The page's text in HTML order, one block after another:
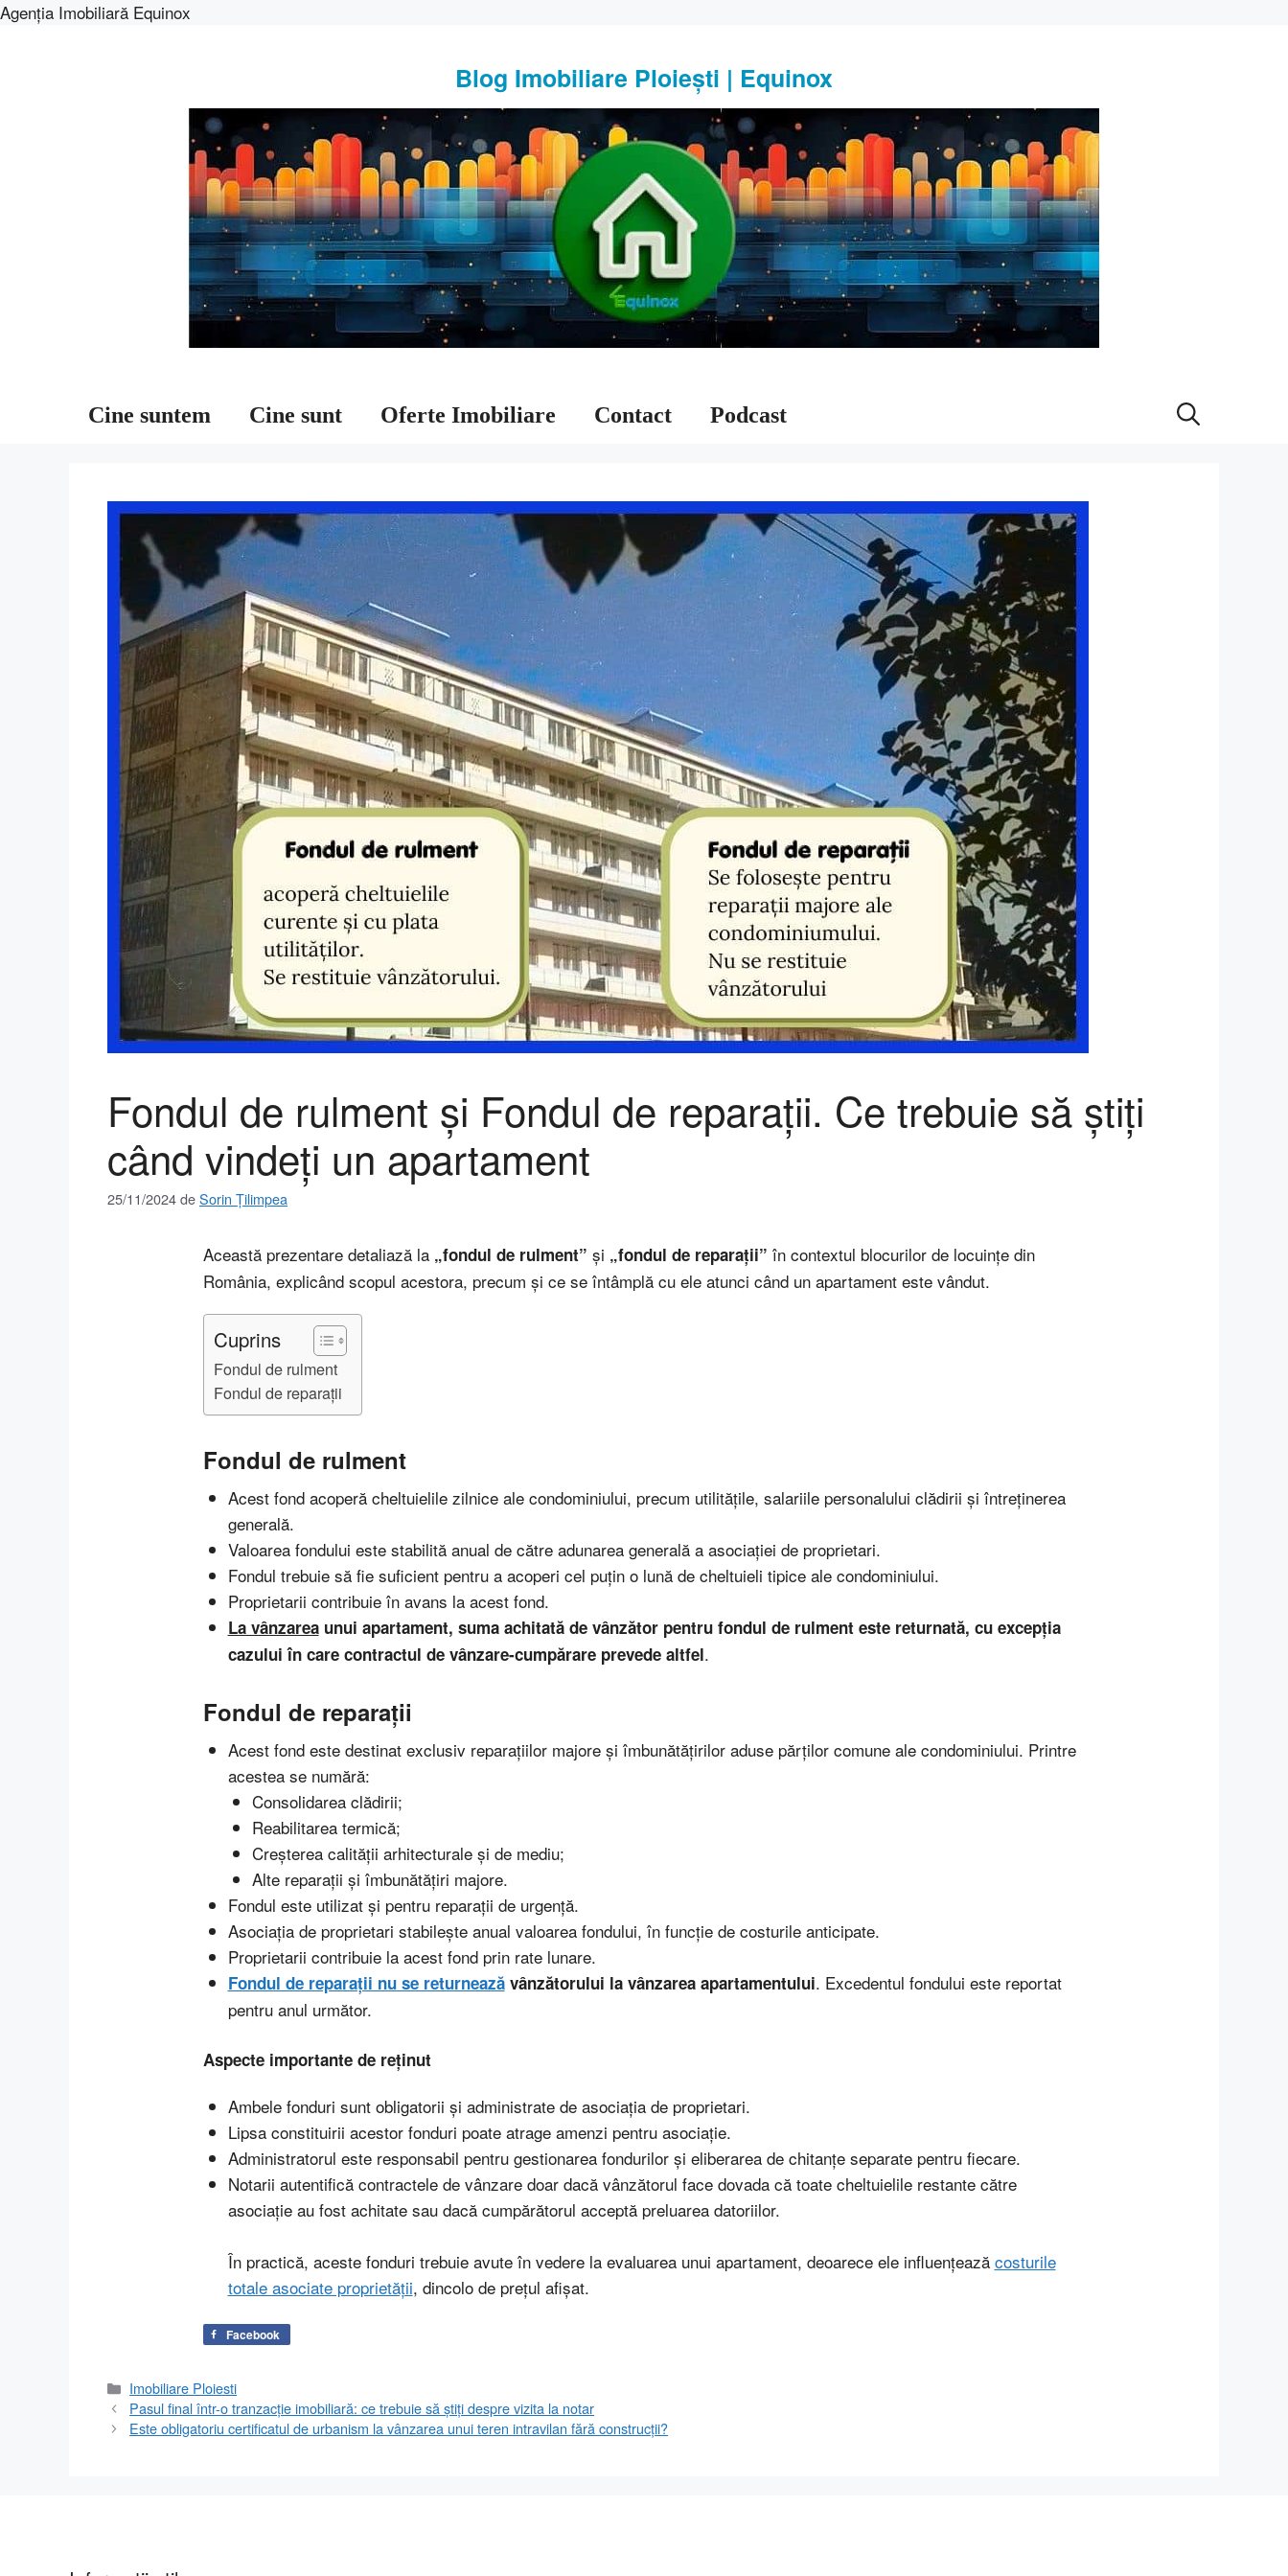
Agenția Imobiliară Equinox
Blog Imobiliare Ploiești | Equinox
Cine suntem Cine sunt Oferte Imobiliare Contact Podcast
Fondul de rulment și Fondul de reparații. Ce trebuie să știți
când vindeți un apartament
25/11/2024deSorin Țilimpea
Această prezentare detaliază la „fondul de rulment” și „fondul de reparații” în contextul blocurilor de locuințe din
România, explicând scopul acestora, precum și ce se întâmplă cu ele atunci când un apartament este vândut.
Cuprins
Fondul de rulment
Fondul de reparații
Fondul de rulment
Acest fond acoperă cheltuielile zilnice ale condominiului, precum utilitățile, salariile personalului clădirii și întreținerea
generală.
Valoarea fondului este stabilită anual de către adunarea generală a asociației de proprietari.
Fondul trebuie să fie suficient pentru a acoperi cel puțin o lună de cheltuieli tipice ale condominiului.
Proprietarii contribuie în avans la acest fond.
La vânzareaunui apartament, suma achitată de vânzător pentru fondul de rulment este returnată, cu excepția
cazului în care contractul de vânzare-cumpărare prevede altfel.
Fondul de reparații
Acest fond este destinat exclusiv reparațiilor majore și îmbunătățirilor aduse părților comune ale condominiului. Printre
acestea se numără:
Consolidarea clădirii;
Reabilitarea termică;
Creșterea calității arhitecturale și de mediu;
Alte reparații și îmbunătățiri majore.
Fondul este utilizat și pentru reparații de urgență.
Asociația de proprietari stabilește anual valoarea fondului, în funcție de costurile anticipate.
Proprietarii contribuie la acest fond prin rate lunare.
Fondul de reparații nu se returneazăvânzătorului la vânzarea apartamentului. Excedentul fondului este reportat
pentru anul următor.
Aspecte importante de reținut
Ambele fonduri sunt obligatorii și administrate de asociația de proprietari.
Lipsa constituirii acestor fonduri poate atrage amenzi pentru asociație.
Administratorul este responsabil pentru gestionarea fondurilor și eliberarea de chitanțe separate pentru fiecare.
Notarii autentifică contractele de vânzare doar dacă vânzătorul face dovada că toate cheltuielile restante către
asociație au fost achitate sau dacă cumpărătorul acceptă preluarea datoriilor.
În practică, aceste fonduri trebuie avute în vedere la evaluarea unui apartament, deoarece ele influențează costurile
totale asociate proprietății, dincolo de prețul afișat.
Facebook
Categorii
Imobiliare Ploiesti
Pasul final într-o tranzacție imobiliară: ce trebuie să știți despre vizita la notar
Este obligatoriu certificatul de urbanism la vânzarea unui teren intravilan fără construcții?